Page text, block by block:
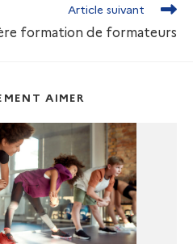
Article suivant
formation de formateurs
AIMER